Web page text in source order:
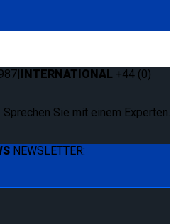
|INTERNATIONAL +44 (0)
Sprechen Sie mit einem Experten.
NEWSLETTER: